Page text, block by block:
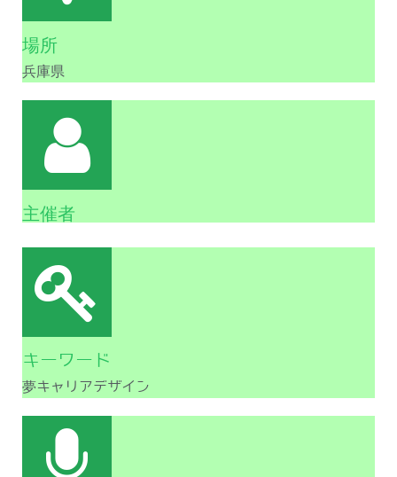
場所
兵庫県
主催者
キーワード
夢キャリアデザイン